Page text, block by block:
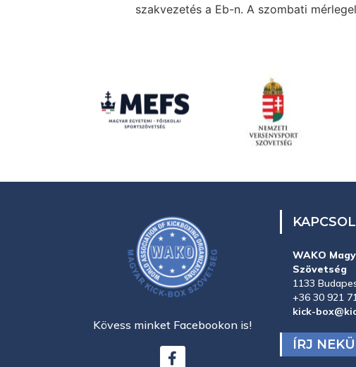
szakvezetés a Eb-n. A szombati
Kövess minket Facebookon is!
WAKO
Szövetség
1133
+36 30 921
kick-
ÍRJ